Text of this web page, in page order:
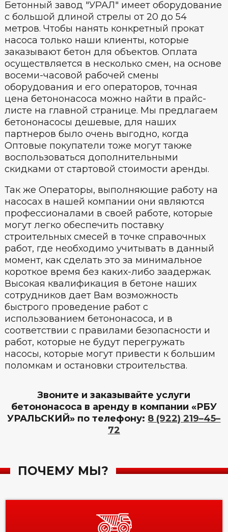
Бетонный завод "УРАЛ" имеет оборудование
с большой длиной стрелы от 20 до 54
метров. Чтобы нанять конкретный прокат
насоса только наши клиенты, которые
заказывают бетон для объектов. Оплата
осуществляется в несколько смен, на основе
восеми-часовой рабочей смены
оборудования и его операторов, точная
цена бетононасоса можно найти в прайс-
листе на главной странице. Мы предлагаем
бетононасосы дешевые, для наших
партнеров было очень выгодно, когда
Оптовые покупатели тоже могут также
воспользоваться дополнительными
скидками от стартовой стоимости аренды.
Так же Операторы, выполняющие работу на
насосах в нашей компании они являются
профессионалами в своей работе, которые
могут легко обеспечить поставку
строительных смесей в точке справочных
работ, где необходимо учитывать в данный
момент, как сделать это за минимальное
короткое время без каких-либо заадержак.
Высокая квалификация в бетоне наших
сотрудников дает Вам возможность
быстрого проведение работ с
использованием бетононасоса, и в
соответствии с правилами безопасности и
работ, которые не будут перегружать
насосы, которые могут привести к большим
поломкам и остановки строительства.
Звоните и заказывайте услуги
бетононасоса в аренду в компании «РБУ
УРАЛЬСКИЙ» по телефону: 8 (922) 219–45–
72
ПОЧЕМУ МЫ?